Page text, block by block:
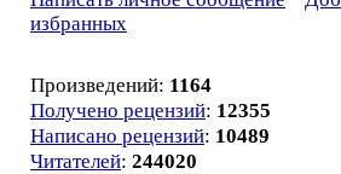
избранных
Произведений: 1164
Получено рецензий: 12355
Написано рецензий: 10489
Читателей: 244020